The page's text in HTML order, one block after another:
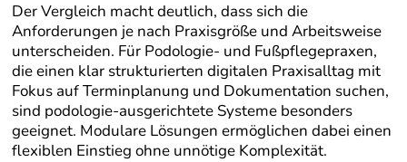
Der Vergleich macht deutlich, dass sich die
Anforderungen je nach Praxisgröße und Arbeitsweise
unterscheiden. Für Podologie- und Fußpflegepraxen,
die einen klar strukturierten digitalen Praxisalltag mit
Fokus auf Terminplanung und Dokumentation suchen,
sind podologie-ausgerichtete Systeme besonders
geeignet. Modulare Lösungen ermöglichen dabei einen
flexiblen Einstieg ohne unnötige Komplexität.